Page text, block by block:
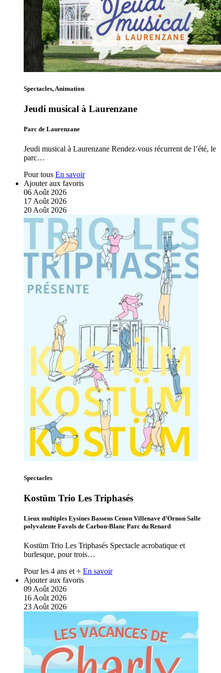
Spectacles, Animation
Jeudi musical à Laurenzane
Parc de Laurenzane
Jeudi musical à Laurenzane Rendez-vous récurrent de l’été, le
parc…
Pour tous En savoir
Ajouter aux favoris
06 Août 2026
17 Août 2026
20 Août 2026
Spectacles
Kostüm Trio Les Triphasés
Lieux multiples Eysines Bassens Cenon Villenave d’Ornon Salle
polyvalente Favols de Carbon-Blanc Parc du Renard
Kostüm Trio Les Triphasés Spectacle acrobatique et
burlesque, pour trois…
Pour les 4 ans et + En savoir
Ajouter aux favoris
09 Août 2026
16 Août 2026
23 Août 2026